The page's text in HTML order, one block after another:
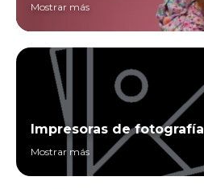
Mostrar más
Impresoras de fotografía
Mostrar más